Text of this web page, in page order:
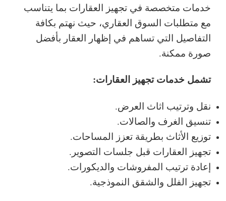
خدمات متخصصة في تجهيز العقارات بما يتناسب
مع متطلبات السوق العقاري، حيث نهتم بكافة
التفاصيل التي تساهم في إظهار العقار بأفضل
صورة ممكنة.
تشمل خدمات تجهيز العقارات:
نقل وترتيب اثاث العرض.
تنسيق الغرف والصالات.
توزيع الأثاث بطريقة تعزز المساحات.
تجهيز العقارات قبل جلسات التصوير.
إعادة ترتيب المفروشات والديكورات.
تجهيز الفلل والشقق النموذجية.